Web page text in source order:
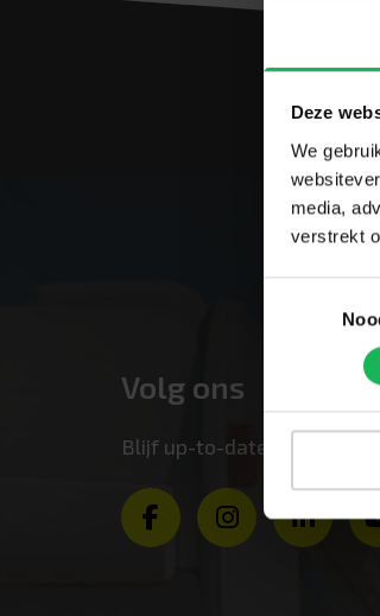
Deze
We
media,
verstrekt
Volg ons
Blijf up-to-date via onze